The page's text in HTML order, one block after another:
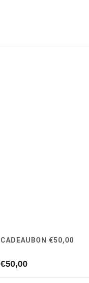
CADEAUBON €50,00
€50,00